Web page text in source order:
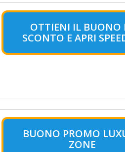
OTTIENI IL BUONO
SCONTO E APRI
BUONO PROMO
ZONE